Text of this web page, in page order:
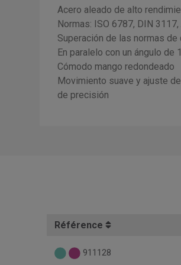
Acero aleado de alto
Normas: ISO 6787, DIN
Superación de las normas de
En paralelo con un ángulo
Cómodo mango redondeado
Movimiento suave y ajuste
de precisión
Référence
911128